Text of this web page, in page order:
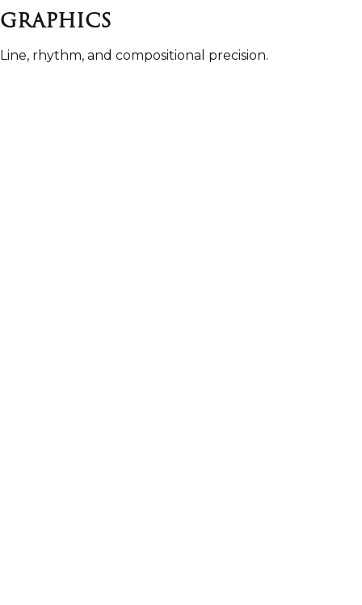
Graphics
Line, rhythm, and compositional precision.